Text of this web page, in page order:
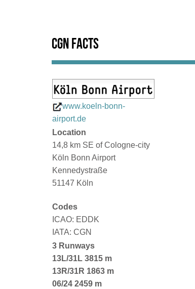
CGN Facts
www.koeln-bonn-
airport.de
Location
14,8 km SE of Cologne-city
Köln Bonn Airport
Kennedystraße
51147 Köln
Codes
ICAO: EDDK
IATA: CGN
3 Runways
13L/31L 3815 m
13R/31R 1863 m
06/24 2459 m